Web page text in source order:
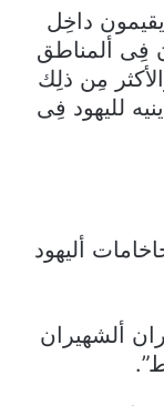
داخِل
فِى ألمناطق
مِن ذلِك
لليهود فِى
أليهود
ألشهيران